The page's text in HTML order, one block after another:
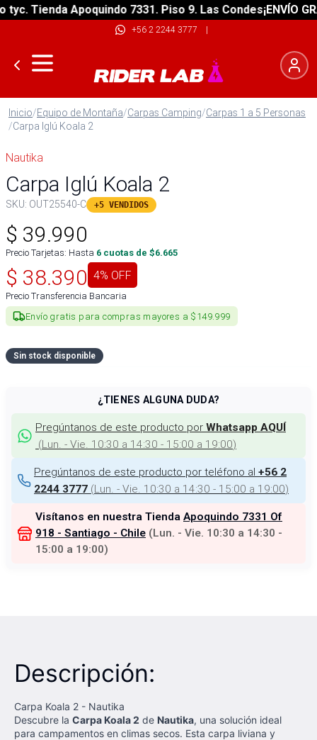
Tienda Apoquindo 7331. Piso 9. Las Condes¡ENVÍO
+56 2 2244 3777 |
Inicio/Equipo de Montaña/Carpas Camping/Carpas 1 a 5 Personas
/Carpa Iglú Koala 2
Nautika
Carpa Iglú Koala 2
SKU: OUT25540-C +5 VENDIDOS
$ 39.990
Precio Tarjetas: Hasta 6 cuotas de $6.665
$ 38.390 4% OFF
Precio Transferencia Bancaria
Envío gratis para compras mayores a $149.999
Sin stock disponible
¿TIENES ALGUNA DUDA?
Pregúntanos de este producto por Whatsapp AQUÍ
(Lun. - Vie. 10:30 a 14:30 - 15:00 a 19:00)
Pregúntanos de este producto por teléfono al +56 2
2244 3777 (Lun. - Vie. 10:30 a 14:30 - 15:00 a 19:00)
Visítanos en nuestra Tienda Apoquindo 7331 Of
918 - Santiago - Chile (Lun. - Vie. 10:30 a 14:30 -
15:00 a 19:00)
Descripción:
Carpa Koala 2 - Nautika
Descubre la Carpa Koala 2 de Nautika, una solución ideal
para campamentos en climas secos. Esta carpa liviana y